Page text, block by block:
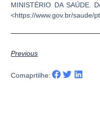
MINISTÉRIO DA SAÚDE.
<https://www.gov.br/saude/
Previous
Comaprtilhe: